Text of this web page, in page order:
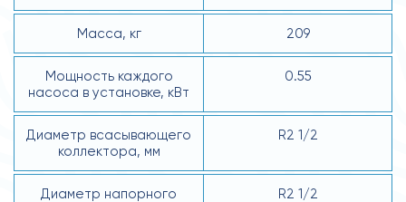
Масса, кг 209
Мощность каждого
насоса в установке, кВт
0.55
Диаметр всасывающего
коллектора, мм
R2 1/2
Диаметр напорного
R2 1/2